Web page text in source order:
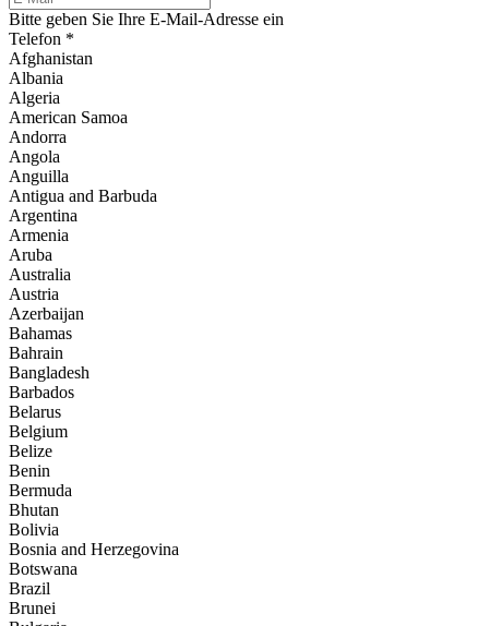
Bitte geben Sie Ihre E-Mail-Adresse ein
Telefon *
Afghanistan
Albania
Algeria
American Samoa
Andorra
Angola
Anguilla
Antigua and Barbuda
Argentina
Armenia
Aruba
Australia
Austria
Azerbaijan
Bahamas
Bahrain
Bangladesh
Barbados
Belarus
Belgium
Belize
Benin
Bermuda
Bhutan
Bolivia
Bosnia and Herzegovina
Botswana
Brazil
Brunei